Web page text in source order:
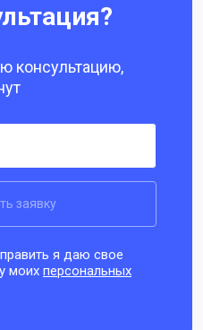
консультацию,
заявку
я даю свое
моихперсональных